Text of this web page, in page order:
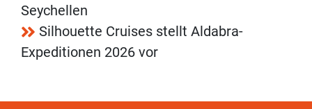
Seychellen
Silhouette Cruises stellt Aldabra-
Expeditionen 2026 vor